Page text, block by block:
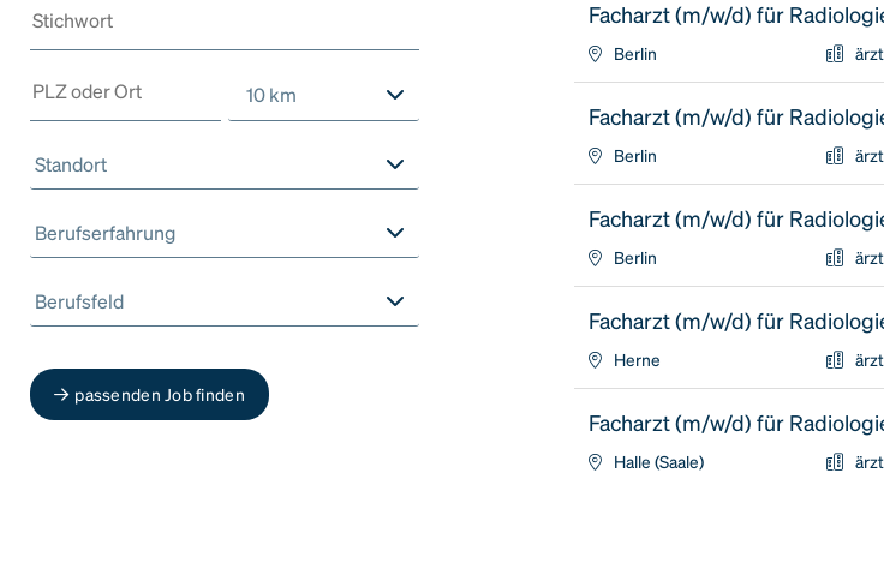
10 km
Standort
Berufserfahrung
Berufsfeld
passenden Job finden
Facharzt (m/w/d) für
Berlin
Facharzt (m/w/d) für
Berlin
Facharzt (m/w/d) für
Berlin
Facharzt (m/w/d) für
Herne
Facharzt (m/w/d) für
Halle (Saale)